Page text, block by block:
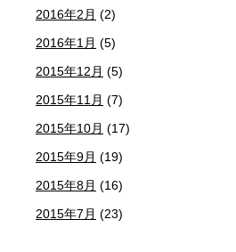
2016年2月 (2)
2016年1月 (5)
2015年12月 (5)
2015年11月 (7)
2015年10月 (17)
2015年9月 (19)
2015年8月 (16)
2015年7月 (23)